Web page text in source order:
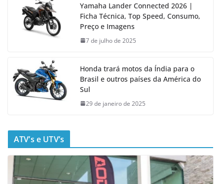
Yamaha Lander Connected 2026 |
Ficha Técnica, Top Speed, Consumo,
Preço e Imagens
7 de julho de 2025
Honda trará motos da Índia para o
Brasil e outros países da América do
Sul
29 de janeiro de 2025
ATV’s e UTV’s